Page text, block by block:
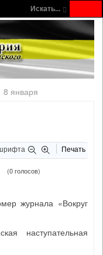
Искать...
8 января
Печать
(0 голосов)
журнала «Вокруг
наступательная